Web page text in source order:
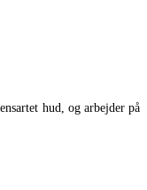
hud, og arbejder på